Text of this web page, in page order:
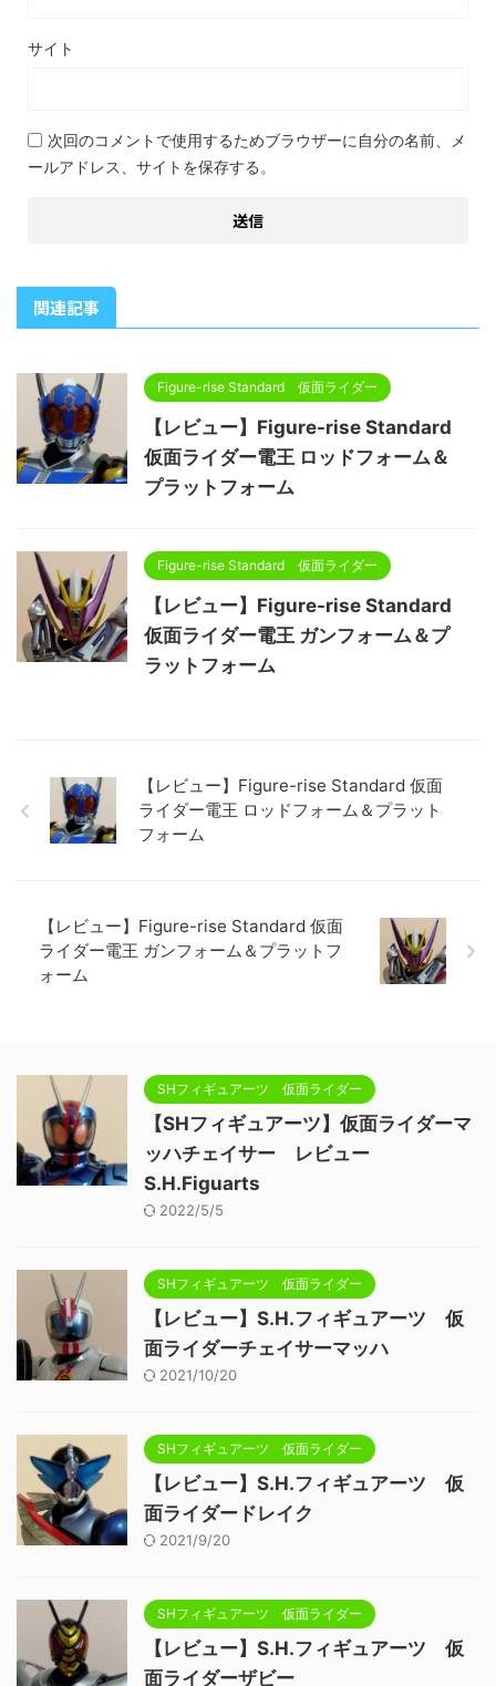
サイト
次回のコメントで使用するためブラウザーに自分の名前、メ
ールアドレス、サイトを保存する。
関連記事
Figure-rise Standard 仮面ライダー
【レビュー】Figure-rise Standard
仮面ライダー電王 ロッドフォーム＆
プラットフォーム
Figure-rise Standard 仮面ライダー
【レビュー】Figure-rise Standard
仮面ライダー電王 ガンフォーム＆プ
ラットフォーム
【レビュー】Figure-rise Standard 仮面
ライダー電王 ロッドフォーム＆プラット
フォーム
【レビュー】Figure-rise Standard 仮面
ライダー電王 ガンフォーム＆プラットフ
ォーム
SHフィギュアーツ 仮面ライダー
【SHフィギュアーツ】仮面ライダーマ
ッハチェイサー レビュー
S.H.Figuarts
2022/5/5
SHフィギュアーツ 仮面ライダー
【レビュー】S.H.フィギュアーツ 仮
面ライダーチェイサーマッハ
2021/10/20
SHフィギュアーツ 仮面ライダー
【レビュー】S.H.フィギュアーツ 仮
面ライダードレイク
2021/9/20
SHフィギュアーツ 仮面ライダー
【レビュー】S.H.フィギュアーツ 仮
面ライダーザビー